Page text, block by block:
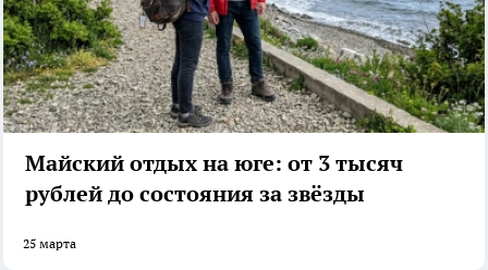
Майский отдых на юге: от 3 тысяч
рублей до состояния за звёзды
25 марта